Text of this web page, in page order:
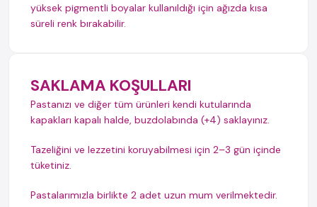
yüksek pigmentli boyalar kullanıldığı için ağızda kısa
süreli renk bırakabilir.
SAKLAMA KOŞULLARI
Pastanızı ve diğer tüm ürünleri kendi kutularında
kapakları kapalı halde, buzdolabında (+4) saklayınız.
Tazeliğini ve lezzetini koruyabilmesi için 2–3 gün içinde
tüketiniz.
Pastalarımızla birlikte 2 adet uzun mum verilmektedir.